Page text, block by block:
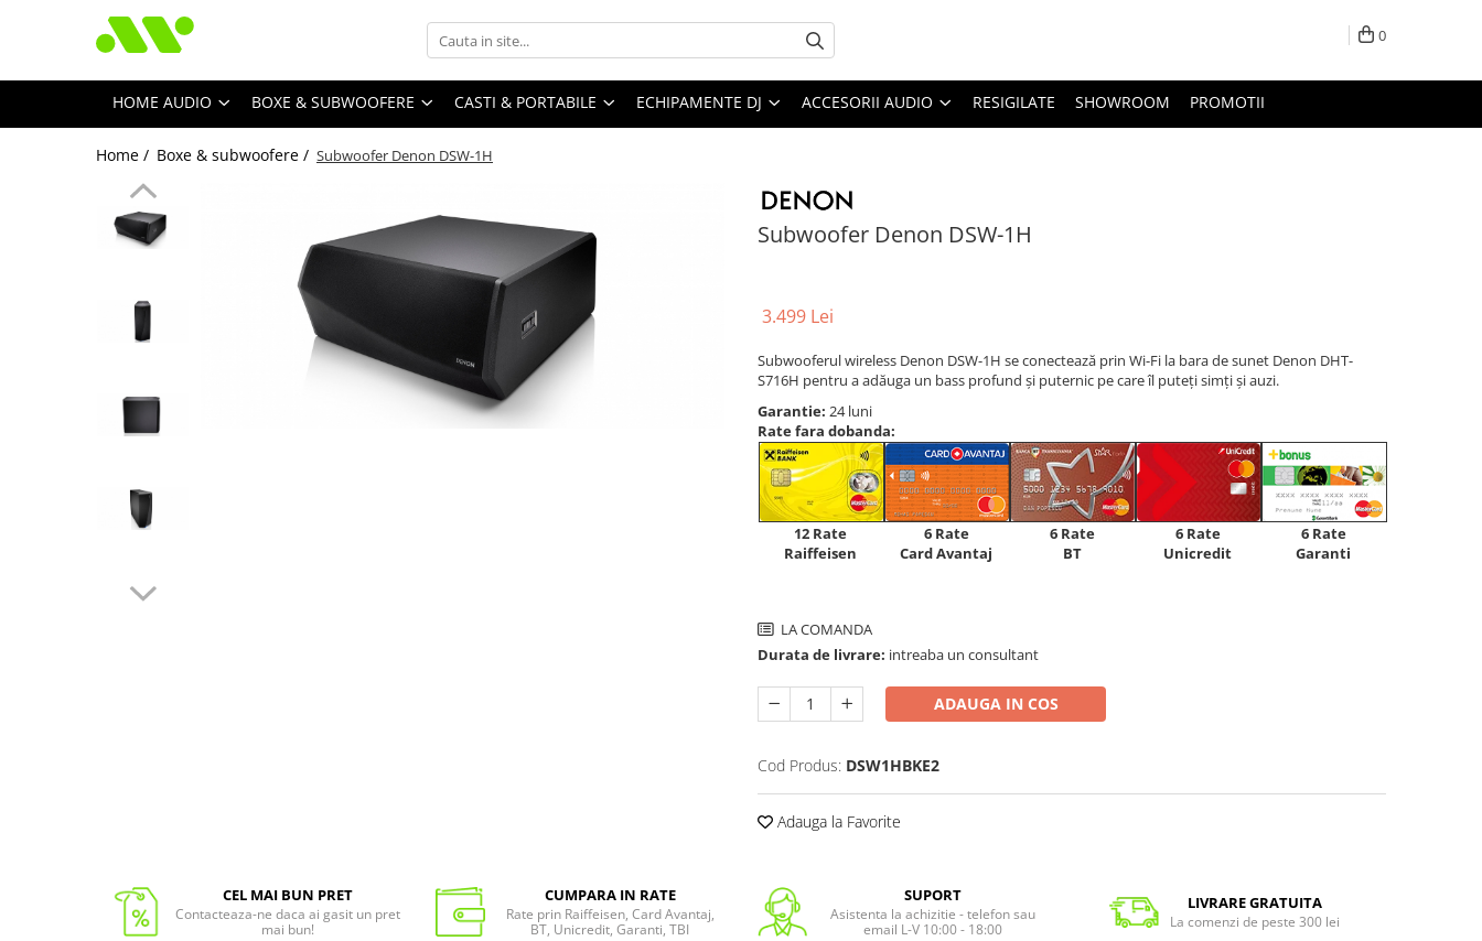
0
HOME AUDIO BOXE & SUBWOOFERE CASTI & PORTABILE ECHIPAMENTE DJ ACCESORII AUDIO RESIGILATE SHOWROOM PROMOTII
Home / Boxe & subwoofere / Subwoofer Denon DSW-1H
Subwoofer Denon DSW-1H
3.499 Lei
Subwooferul wireless Denon DSW-1H se conectează prin Wi-Fi la bara de sunet Denon DHT-
S716H pentru a adăuga un bass profund și puternic pe care îl puteți simți și auzi.
Garantie: 24 luni
Rate fara dobanda:
12 Rate
Raiffeisen
6 Rate
Card Avantaj
6 Rate
BT
6 Rate
Unicredit
6 Rate
Garanti
LA COMANDA
Durata de livrare: intreaba un consultant
ADAUGA IN COS
Cod Produs: DSW1HBKE2
Adauga la Favorite
CEL MAI BUN PRET
Contacteaza-ne daca ai gasit un pret
mai bun!
CUMPARA IN RATE
Rate prin Raiffeisen, Card Avantaj,
BT, Unicredit, Garanti, TBI
SUPORT
Asistenta la achizitie - telefon sau
email L-V 10:00 - 18:00
LIVRARE GRATUITA
La comenzi de peste 300 lei